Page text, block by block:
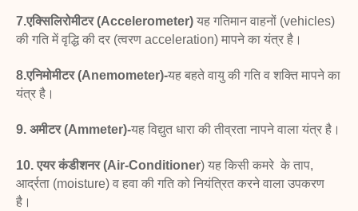
7.एक्सिलिरोमीटर (Accelerometer) यह गतिमान वाहनों (vehicles)
की गति में वृद्धि की दर (त्वरण acceleration) मापनेका यंत्र है।
8.एनिमोमीटर (Anemometer)-यह बहते वायु की गतिव शक्ति मापने का
यंत्र है।
9. अमीटर (Ammeter)-यह विद्युत धारा की तीव्रता नापने वाला यंत्र है।
10. एयर कंडीशनर (Air-Conditioner) यह किसी कमरे के ताप,
आर्द्रता (moisture) व हवा की गति को नियंत्रित करनेवाला उपकरण
है।